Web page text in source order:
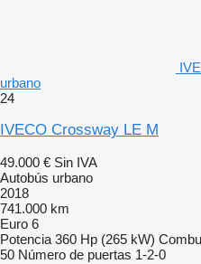
urbano
24
IVECO Crossway LE M
49.000 € Sin IVA
Autobús urbano
2018
741.000 km
Euro 6
Potencia 360 Hp (265 kW)
50 Número de puertas 1-2-0